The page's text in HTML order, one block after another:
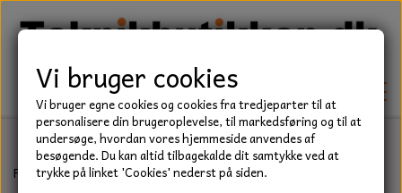
TEKNIK
Forside Forbrugsvarer Håndrens og Papir
Vi bruger cookies
Vi bruger egne cookies og cookies fra tredjeparter til at
personalisere din brugeroplevelse, til markedsføring og til at
undersøge, hvordan vores hjemmeside anvendes af
besøgende. Du kan altid tilbagekalde dit samtykke ved at
trykke på linket 'Cookies' nederst på siden.